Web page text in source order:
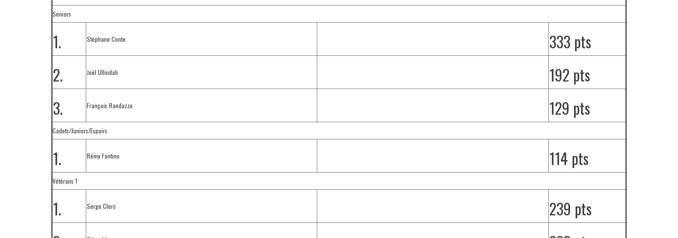
Seniors
1. Stéphane Conte
333 pts
2.
Joël Ullindah
192 pts
3.
François Randazzo 129 pts
Cadets/Juniors/Espoirs
1. Rémy Fantino 114 pts
Vétérans 1
1. Serge Clerc
239 pts